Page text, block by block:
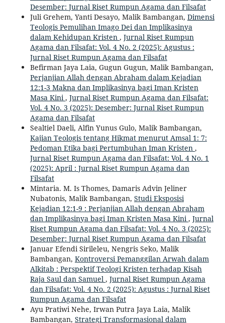
Desember: Jurnal Riset Rumpun Agama dan Filsafat
Juli Grehem, Yanti Desayo, Malik Bambangan, Dimensi
Teologis Pemulihan Imago Dei dan Implikasinya
dalam Kehidupan Kristen , Jurnal Riset Rumpun
Agama dan Filsafat: Vol. 4 No. 2 (2025): Agustus :
Jurnal Riset Rumpun Agama dan Filsafat
Befirman Jaya Laia, Gugun Gugun, Malik Bambangan,
Perjanjian Allah dengan Abraham dalam Kejadian
12:1-3 Makna dan Implikasinya bagi Iman Kristen
Masa Kini, Jurnal Riset Rumpun Agama dan Filsafat:
Vol. 4 No. 3 (2025): Desember: Jurnal Riset Rumpun
Agama dan Filsafat
Sealtiel Daeli, Alfin Yunus Gulo, Malik Bambangan,
Kajian Teologis tentang Hikmat menurut Amsal 1: 7:
Pedoman Etika bagi Pertumbuhan Iman Kristen ,
Jurnal Riset Rumpun Agama dan Filsafat: Vol. 4 No. 1
(2025): April : Jurnal Riset Rumpun Agama dan
Filsafat
Mintaria. M. Is Thomes, Damaris Advin Jeliner
Nubatonis, Malik Bambangan, Studi Eksposisi
Kejadian 12:1-9 : Perjanjian Allah dengan Abraham
dan Implikasinya bagi Iman Kristen Masa Kini, Jurnal
Riset Rumpun Agama dan Filsafat: Vol. 4 No. 3 (2025):
Desember: Jurnal Riset Rumpun Agama dan Filsafat
Januar Efendi Sirileleu, Nengris Seko, Malik
Bambangan, Kontroversi Pemanggilan Arwah dalam
Alkitab : Perspektif Teologi Kristen terhadap Kisah
Raja Saul dan Samuel , Jurnal Riset Rumpun Agama
dan Filsafat: Vol. 4 No. 2 (2025): Agustus : Jurnal Riset
Rumpun Agama dan Filsafat
Ayu Pratiwi Nehe, Irwan Putra Jaya Laia, Malik
Bambangan, Strategi Transformasional dalam